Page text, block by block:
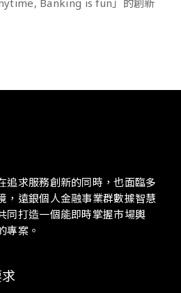
Banking is fun」的創新
追求服務創新的同時，也面臨多
，遠銀個人金融事業群數據智慧
同打造一個能即時掌握市場輿
專案。